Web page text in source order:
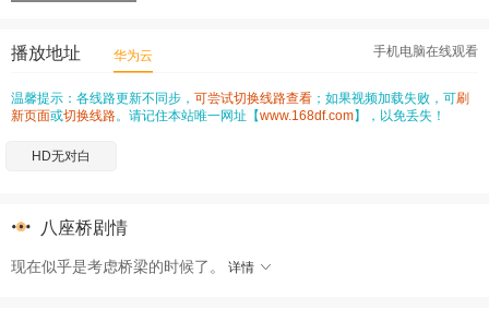
手机电脑在线观看
播放地址 华为云
温馨提示：各线路更新不同步， 可尝试切换线路查看 ；如果视频加载失败，可刷
新页面或切换线路。请记住本站唯一网址【www.168df.com】，以免丢失！
HD无对白
八座桥剧情
现在似乎是考虑桥梁的时候了。 详情